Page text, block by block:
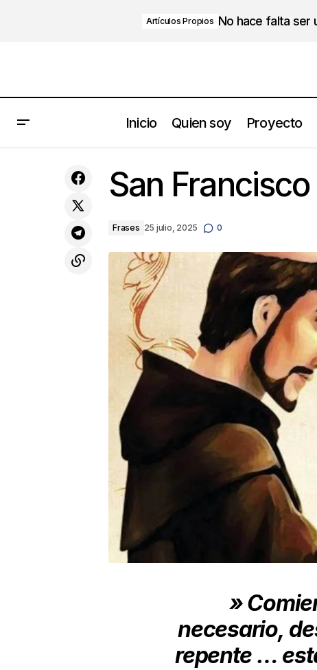
Artículos Propios No hace falta ser
Inicio Quien soy Proyecto
Tu Mejor Versión
San
Frases 25 julio, 2025 0
»
necesario,
repente …